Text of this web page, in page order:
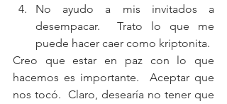
No ayudo a mis invitados a
desempacar.  Trato lo que me
puede hacer caer como kriptonita.
Creo que estar en paz con lo que
hacemos es importante.  Aceptar que
nos tocó.  Claro, desearía no tener que